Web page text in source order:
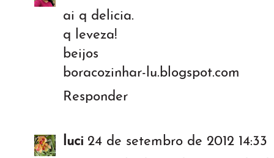
ai q delicia.
q leveza!
beijos
boracozinhar-lu.blogspot.com
Responder
luci 24 de setembro de 2012 14:33